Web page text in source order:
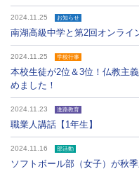
2024.11.25 お知らせ
南湖高級中学と第2回オンライ
2024.11.25 学校行事
本校生徒が2位＆3位！仏教主
めました！
2024.11.23 進路教育
職業人講話【1年生】
2024.11.16 部活動
ソフトボール部（女子）が秋